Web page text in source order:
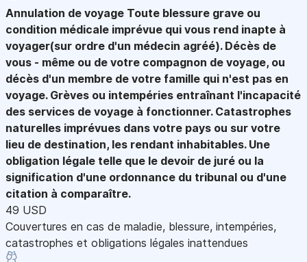
Annulation de voyage Toute blessure grave ou
condition médicale imprévue qui vous rend inapte à
voyager(sur ordre d'un médecin agréé). Décès de
vous - même ou de votre compagnon de voyage, ou
décès d'un membre de votre famille qui n'est pas en
voyage. Grèves ou intempéries entraînant l'incapacité
des services de voyage à fonctionner. Catastrophes
naturelles imprévues dans votre pays ou sur votre
lieu de destination, les rendant inhabitables. Une
obligation légale telle que le devoir de juré ou la
signification d'une ordonnance du tribunal ou d'une
citation à comparaître.
49 USD
Couvertures en cas de maladie, blessure, intempéries,
catastrophes et obligations légales inattendues